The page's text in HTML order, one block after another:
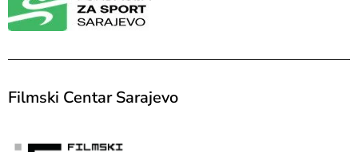
Filmski Centar Sarajevo